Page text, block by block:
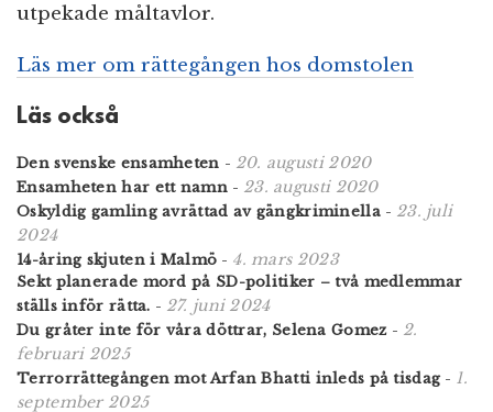
utpekade måltavlor.
Läs mer om rättegången hos domstolen
Läs också
Den svenske ensamheten - 20. augusti 2020
Ensamheten har ett namn- 23. augusti 2020
Oskyldig gamling avrättad av gängkriminella- 23. juli
2024
14-åring skjuten i Malmö - 4. mars 2023
Sekt planerade mord på SD-politiker – två medlemmar
ställs inför rätta. - 27. juni 2024
Du gråter inte för våra döttrar, Selena Gomez- 2.
februari 2025
Terrorrättegången mot Arfan Bhatti inleds på tisdag- 1.
september 2025